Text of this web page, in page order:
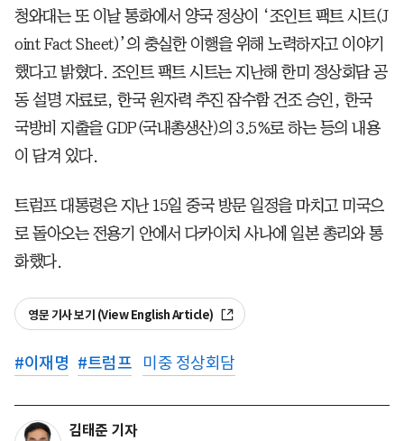
청와대는 또 이날 통화에서 양국 정상이 ‘조인트 팩트 시트(J
oint Fact Sheet)’의 충실한 이행을 위해 노력하자고 이야기
했다고 밝혔다. 조인트 팩트 시트는 지난해 한미 정상회담 공
동 설명 자료로, 한국 원자력 추진 잠수함 건조 승인, 한국
국방비 지출을 GDP(국내총생산)의 3.5%로 하는 등의 내용
이 담겨 있다.
트럼프 대통령은 지난 15일 중국 방문 일정을 마치고 미국으
로 돌아오는 전용기 안에서 다카이치 사나에 일본 총리와 통
화했다.
영문 기사 보기 (View English Article)
#이재명 #트럼프 미중 정상회담
김태준 기자